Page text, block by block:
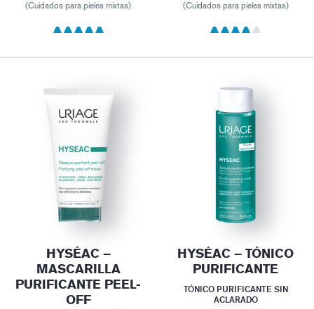
(Cuidados para pieles mixtas) (Cuidados para pieles mixtas)
HYSÉAC –
MASCARILLA
PURIFICANTE PEEL-
OFF
HYSÉAC – TÓNICO
PURIFICANTE
TÓNICO PURIFICANTE SIN
ACLARADO